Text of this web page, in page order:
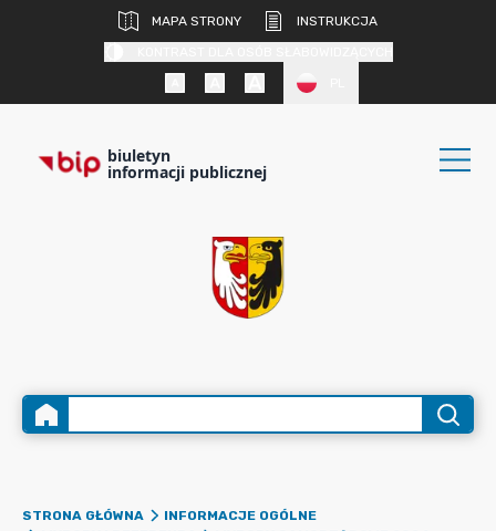
MAPA STRONY
INSTRUKCJA
biuletyn
informacji publicznej
STRONA GŁÓWNA
INFORMACJE OGÓLNE